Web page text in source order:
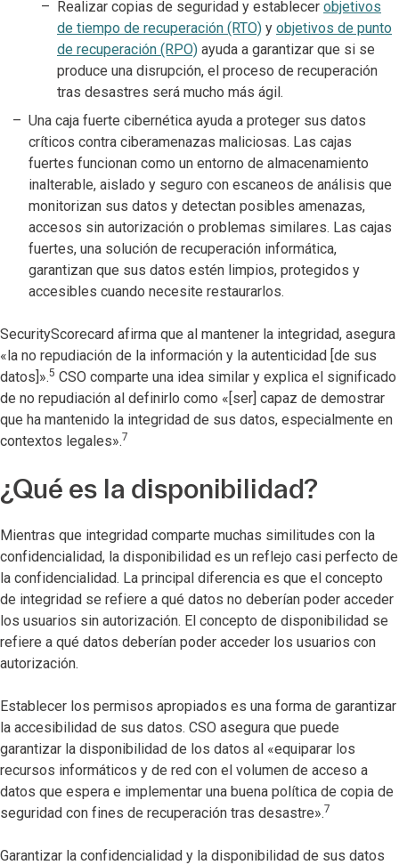
Realizar copias de seguridad y establecer objetivos
de tiempo de recuperación (RTO) y objetivos de punto
de recuperación (RPO) ayuda a garantizar que si se
produce una disrupción, el proceso de recuperación
tras desastres será mucho más ágil.
Una caja fuerte cibernética ayuda a proteger sus datos
críticos contra ciberamenazas maliciosas. Las cajas
fuertes funcionan como un entorno de almacenamiento
inalterable, aislado y seguro con escaneos de análisis que
monitorizan sus datos y detectan posibles amenazas,
accesos sin autorización o problemas similares. Las cajas
fuertes, una solución de recuperación informática,
garantizan que sus datos estén limpios, protegidos y
accesibles cuando necesite restaurarlos.
SecurityScorecard afirma que al mantener la integridad, asegura
«la no repudiación de la información y la autenticidad [de sus
datos]».5 CSO comparte una idea similar y explica el significado
de no repudiación al definirlo como «[ser] capaz de demostrar
que ha mantenido la integridad de sus datos, especialmente en
contextos legales».7
¿Qué es la disponibilidad?
Mientras que integridad comparte muchas similitudes con la
confidencialidad, la disponibilidad es un reflejo casi perfecto de
la confidencialidad. La principal diferencia es que el concepto
de integridad se refiere a qué datos no deberían poder acceder
los usuarios sin autorización. El concepto de disponibilidad se
refiere a qué datos deberían poder acceder los usuarios con
autorización.
Establecer los permisos apropiados es una forma de garantizar
la accesibilidad de sus datos. CSO asegura que puede
garantizar la disponibilidad de los datos al «equiparar los
recursos informáticos y de red con el volumen de acceso a
datos que espera e implementar una buena política de copia de
seguridad con fines de recuperación tras desastre».7
Garantizar la confidencialidad y la disponibilidad de sus datos